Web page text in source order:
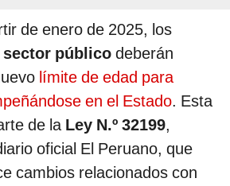
de enero de 2025, los
sector público deberán
límite de edad para
en el Estado. Esta
de la Ley N.º 32199,
oficial El Peruano, que
cambios relacionados con